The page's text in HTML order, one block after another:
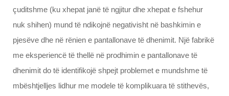
çuditshme (ku xhepat janë të ngjitur dhe xhepat e fshehur
nuk shihen) mund të ndikojnë negativisht në bashkimin e
pjesëve dhe në rënien e pantallonave të dhenimit. Një fabrikë
me eksperiencë të thellë në prodhimin e pantallonave të
dhenimit do të identifikojë shpejt problemet e mundshme të
mbështjelljes lidhur me modele të komplikuara të stithevës,